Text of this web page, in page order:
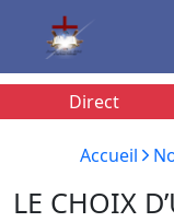
Direct
les lundis à partir de 21H,
Accueil
LE CHOIX